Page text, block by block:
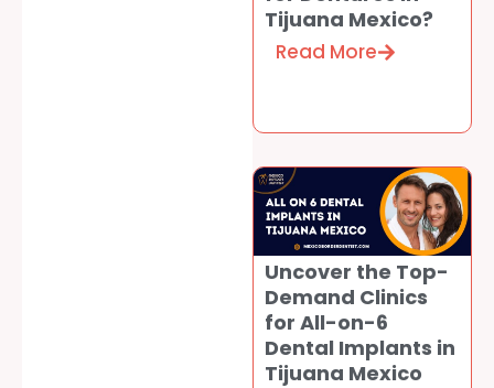
Tijuana Mexico?
Read More
Uncover the Top-
Demand Clinics
for All-on-6
Dental Implants in
Tijuana Mexico